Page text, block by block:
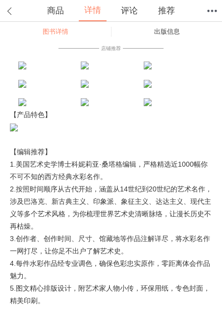
商品 详情 评论 推荐
图书详情 出版信息
店铺推荐
【产品特色】
【编辑推荐】
1.美国艺术史学博士科妮莉亚·桑塔格编辑，严格精选近1000幅你
不可不知的西方经典水彩名作。
2.按照时间顺序从古代开始，涵盖从14世纪到20世纪的艺术名作，
涉及巴洛克、新古典主义、印象派、象征主义、达达主义、现代主
义等多个艺术风格，为你梳理世界艺术史清晰脉络，让漫长历史不
再枯燥。
3.创作者、创作时间、尺寸、馆藏地等作品注解详尽，将水彩名作
一网打尽，让你足不出户了解艺术史。
4.每件水彩作品经专业调色，确保色彩忠实原作，零距离体会作品
魅力。
5.图文精心排版设计，附艺术家人物小传，环保用纸，专色封面，
精美印刷。